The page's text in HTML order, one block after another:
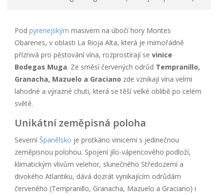
Pod pyrenejským masivem na úbočí hory Montes
Obarenes, v oblasti La Rioja Alta, která je mimořádně
příznivá pro pěstování vína, rozprostírají se vinice
Bodegas Muga. Ze směsí červených odrůd Tempranillo,
Granacha, Mazuelo a Graciano zde vznikají vína velmi
lahodné a výrazné chuti, která se těší velké oblibě po celém
světě.
Unikátní zeměpisná poloha
Severní Španělsko je protkáno vinicemi s jedinečnou
zeměpisnou polohou. Spojení jílo-vápencového podloží,
klimatickým vlivům velehor, slunečného Středozemí a
divokého Atlantiku, dává dozrát vynikajícím odrůdám
červeného (Tempranillo, Granacha, Mazuelo a Graciano) i